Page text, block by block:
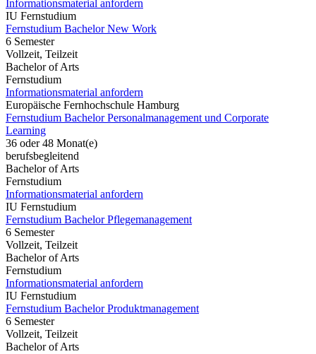
Informationsmaterial anfordern
IU Fernstudium
Fernstudium Bachelor New Work
6 Semester
Vollzeit, Teilzeit
Bachelor of Arts
Fernstudium
Informationsmaterial anfordern
Europäische Fernhochschule Hamburg
Fernstudium Bachelor Personalmanagement und Corporate
Learning
36 oder 48 Monat(e)
berufsbegleitend
Bachelor of Arts
Fernstudium
Informationsmaterial anfordern
IU Fernstudium
Fernstudium Bachelor Pflegemanagement
6 Semester
Vollzeit, Teilzeit
Bachelor of Arts
Fernstudium
Informationsmaterial anfordern
IU Fernstudium
Fernstudium Bachelor Produktmanagement
6 Semester
Vollzeit, Teilzeit
Bachelor of Arts